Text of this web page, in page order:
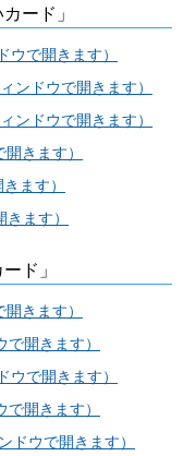
ード」
ウで開きます）
ィンドウで開きます）
ィンドウで開きます）
開きます）
ます）
きます）
ド」
開きます）
で開きます）
ウで開きます）
で開きます）
ドウで開きます）